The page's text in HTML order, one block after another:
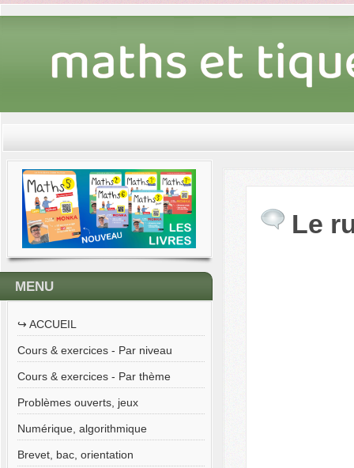
MENU
↪︎ ACCUEIL
Cours & exercices - Par niveau
Cours & exercices - Par thème
Problèmes ouverts, jeux
Numérique, algorithmique
Brevet, bac, orientation
Le